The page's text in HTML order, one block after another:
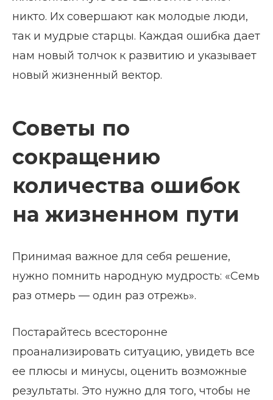
никто. Их совершают как молодые люди,
так и мудрые старцы. Каждая ошибка дает
нам новый толчок к развитию и указывает
новый жизненный вектор.
Советы по
сокращению
количества ошибок
на жизненном пути
Принимая важное для себя решение,
нужно помнить народную мудрость: «Семь
раз отмерь — один раз отрежь».
Постарайтесь всесторонне
проанализировать ситуацию, увидеть все
ее плюсы и минусы, оценить возможные
результаты. Это нужно для того, чтобы не